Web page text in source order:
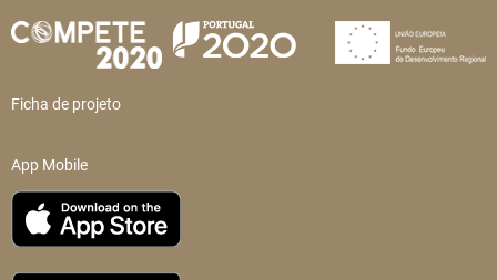
Ficha de projeto
App Mobile